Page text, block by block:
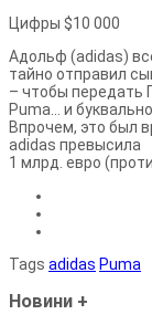
Цифры $10 000
Адольф (adidas)
тайно отправил
– чтобы передать
Puma… и
Впрочем, это был
adidas превысила
1 млрд. евро
Tags adidas Puma
Новини +